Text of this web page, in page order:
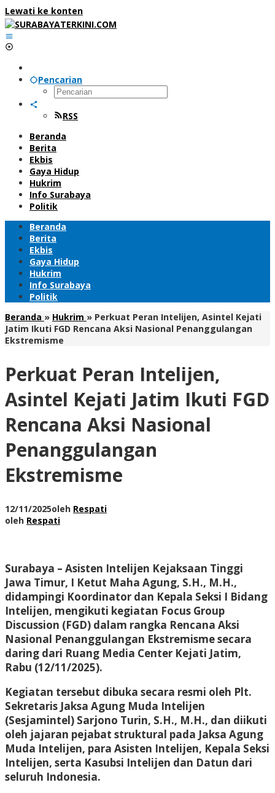
Lewati ke konten
Pencarian
RSS
Beranda
Berita
Ekbis
Gaya Hidup
Hukrim
Info Surabaya
Politik
Beranda
Berita
Ekbis
Gaya Hidup
Hukrim
Info Surabaya
Politik
Beranda » Hukrim » Perkuat Peran Intelijen, Asintel Kejati
Jatim Ikuti FGD Rencana Aksi Nasional Penanggulangan
Ekstremisme
Perkuat Peran Intelijen,
Asintel Kejati Jatim Ikuti FGD
Rencana Aksi Nasional
Penanggulangan
Ekstremisme
12/11/2025oleh Respati
oleh Respati
Surabaya – Asisten Intelijen Kejaksaan Tinggi
Jawa Timur, I Ketut Maha Agung, S.H., M.H.,
didampingi Koordinator dan Kepala Seksi I Bidang
Intelijen, mengikuti kegiatan Focus Group
Discussion (FGD) dalam rangka Rencana Aksi
Nasional Penanggulangan Ekstremisme secara
daring dari Ruang Media Center Kejati Jatim,
Rabu (12/11/2025).
Kegiatan tersebut dibuka secara resmi oleh Plt.
Sekretaris Jaksa Agung Muda Intelijen
(Sesjamintel) Sarjono Turin, S.H., M.H., dan diikuti
oleh jajaran pejabat struktural pada Jaksa Agung
Muda Intelijen, para Asisten Intelijen, Kepala Seksi
Intelijen, serta Kasubsi Intelijen dan Datun dari
seluruh Indonesia.